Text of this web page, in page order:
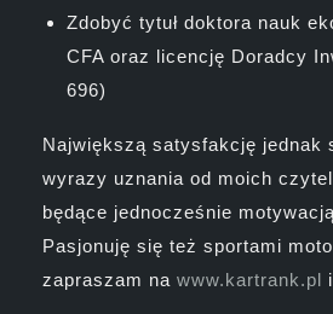
Zdobyć tytuł doktora nauk
CFA oraz licencję Doradcy
696)
Największą satysfakcję jednak
wyrazy uznania od moich
będące jednocześnie
Pasjonuję się też sportami
zapraszam na www.kartrank.pl i